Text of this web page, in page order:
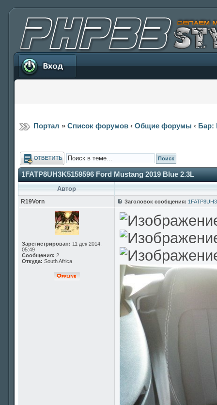
Вход
Портал » Список форумов ‹ Общие форумы ‹ Бар:
Ответить
1FATP8UH3K5159596 Ford Mustang 2019 Blue 2.3L
Автор
R19Vorn Заголовок сообщения:
Зарегистрирован: 11 дек 2014,
05:49
Сообщения: 2
Откуда: South Africa